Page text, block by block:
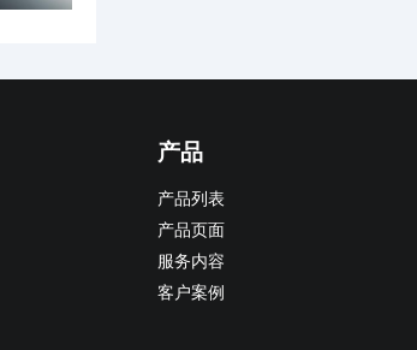
产品
产品列表
产品页面
服务内容
客户案例